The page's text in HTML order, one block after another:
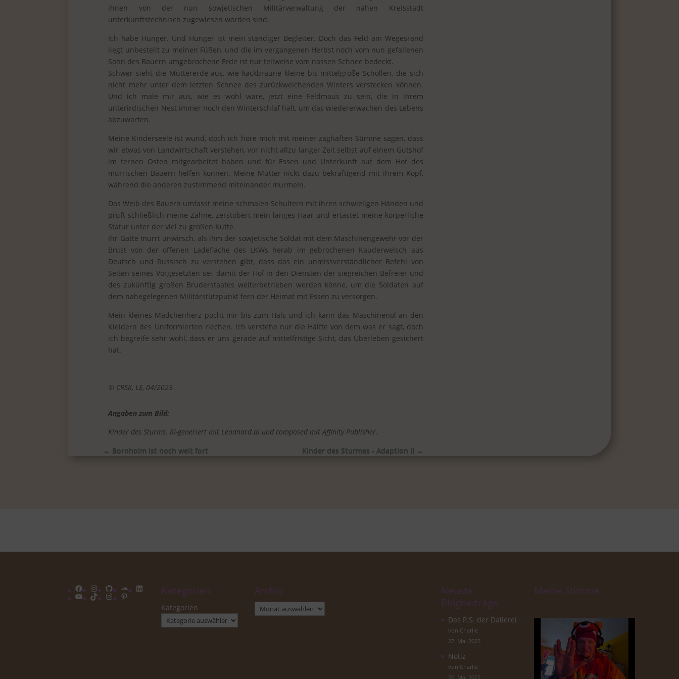
ihnen von der nun sowjetischen Militärverwaltung der nahen Kreisstadt
unterkunftstechnisch zugewiesen worden sind.
Ich habe Hunger. Und Hunger ist mein ständiger Begleiter. Doch das Feld am Wegesrand
liegt unbestellt zu meinen Füßen, und die im vergangenen Herbst noch vom nun gefallenen
Sohn des Bauern umgebrochene Erde ist nur teilweise vom nassen Schnee bedeckt.
Schwer sieht die Muttererde aus, wie kackbraune kleine bis mittelgroße Schollen, die sich
nicht mehr unter dem letzten Schnee des zurückweichenden Winters verstecken können.
Und ich male mir aus, wie es wohl wäre, jetzt eine Feldmaus zu sein, die in ihrem
unterirdischen Nest immer noch den Winterschlaf hält, um das wiedererwachen des Lebens
abzuwarten.
Meine Kinderseele ist wund, doch ich höre mich mit meiner zaghaften Stimme sagen, dass
wir etwas von Landwirtschaft verstehen, vor nicht allzu langer Zeit selbst auf einem Gutshof
im fernen Osten mitgearbeitet haben und für Essen und Unterkunft auf dem Hof des
mürrischen Bauern helfen können. Meine Mutter nickt dazu bekräftigend mit ihrem Kopf,
während die anderen zustimmend miteinander murmeln.
Das Weib des Bauern umfasst meine schmalen Schultern mit ihren schwieligen Händen und
prüft schließlich meine Zähne, zerstöbert mein langes Haar und ertastet meine körperliche
Statur unter der viel zu großen Kutte.
Ihr Gatte murrt unwirsch, als ihm der sowjetische Soldat mit dem Maschinengewehr vor der
Brust von der offenen Ladefläche des LKWs herab im gebrochenen Kauderwelsch aus
Deutsch und Russisch zu verstehen gibt, dass das ein unmissverständlicher Befehl von
Seiten seines Vorgesetzten sei, damit der Hof in den Diensten der siegreichen Befreier und
des zukünftig großen Bruderstaates weiterbetrieben werden könne, um die Soldaten auf
dem nahegelegenen Militärstützpunkt fern der Heimat mit Essen zu versorgen.
Mein kleines Mädchenherz pocht mir bis zum Hals und ich kann das Maschinenöl an den
Kleidern des Uniformierten riechen. Ich verstehe nur die Hälfte von dem was er sagt, doch
ich begreife sehr wohl, dass er uns gerade auf mittelfristige Sicht, das Überleben gesichert
hat.
© CRSK, LE, 04/2025
Angaben zum Bild:
Kinder des Sturms. KI-generiert mit Leoanard.ai und composed mit Affinity Publisher.
← Bornholm ist noch weit fort Kinder des Sturmes - Adaption II →
Facebook
Instagram
GitHubSoundcloud
LinkedIn
YouTube
TikTokInstagram
Pinterest Kategorien
Kategorien
Archiv
Archiv
Neuste
Blogbeiträge
Das P.S. der Dallerei
von Charlie
27. Mai 2025
Notiz
von Charlie
26. Mai 2025
Meine Stimme